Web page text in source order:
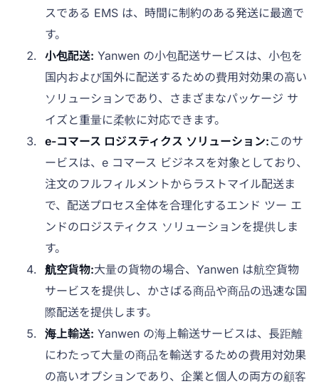
スである EMS は、時間に制約のある発送に最適で
す。
小包配送: Yanwen の小包配送サービスは、小包を
国内および国外に配送するための費用対効果の高い
ソリューションであり、さまざまなパッケージ サ
イズと重量に柔軟に対応できます。
e-コマース ロジスティクス ソリューション:このサ
ービスは、e コマース ビジネスを対象としており、
注文のフルフィルメントからラストマイル配送ま
で、配送プロセス全体を合理化するエンド ツー エ
ンドのロジスティクス ソリューションを提供しま
す。
航空貨物:大量の貨物の場合、Yanwen は航空貨物
サービスを提供し、かさばる商品や商品の迅速な国
際配送を提供します。
海上輸送: Yanwen の海上輸送サービスは、長距離
にわたって大量の商品を輸送するための費用対効果
の高いオプションであり、企業と個人の両方の顧客